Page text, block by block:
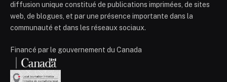
diffusion unique constitué de publications imprimées, de sites
web, de blogues, et par une présence importante dans la
communauté et dans les réseaux sociaux.
Financé par le gouvernement du Canada